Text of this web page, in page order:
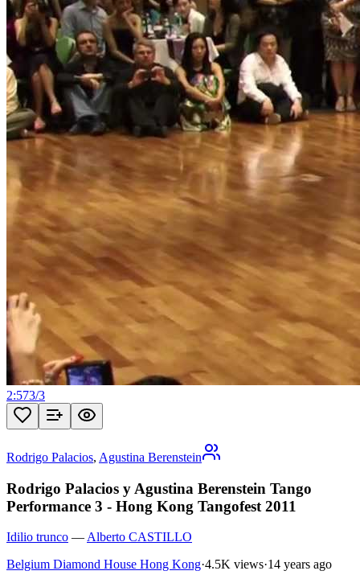
2:573/3
Rodrigo Palacios, Agustina Berenstein
Rodrigo Palacios y Agustina Berenstein Tango
Performance 3 - Hong Kong Tangofest 2011
Idilio trunco —Alberto CASTILLO
Belgium Diamond House Hong Kong·4.5K views·14 years ago